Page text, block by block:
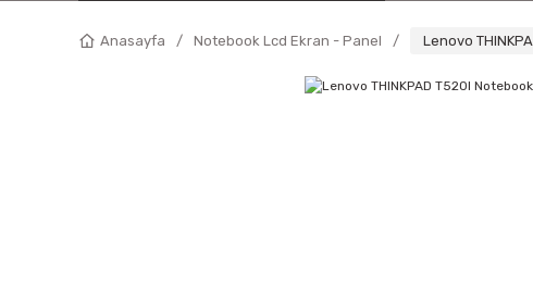
Anasayfa Notebook Lcd Ekran - Panel Lenovo